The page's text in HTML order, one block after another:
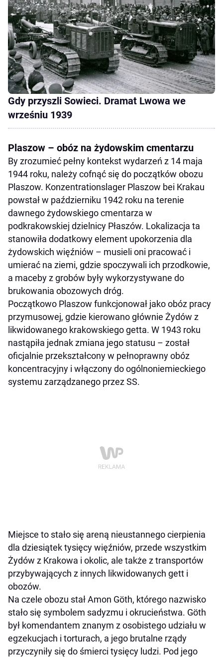
Gdy przyszli Sowieci. Dramat Lwowa we
wrześniu 1939
Plaszow – obóz na żydowskim cmentarzu
By zrozumieć pełny kontekst wydarzeń z 14 maja
1944 roku, należy cofnąć się do początków obozu
Plaszow. Konzentrationslager Plaszow bei Krakau
powstał w październiku 1942 roku na terenie
dawnego żydowskiego cmentarza w
podkrakowskiej dzielnicy Płaszów. Lokalizacja ta
stanowiła dodatkowy element upokorzenia dla
żydowskich więźniów – musieli oni pracować i
umierać na ziemi, gdzie spoczywali ich przodkowie,
a maceby z grobów były wykorzystywane do
brukowania obozowych dróg.
Początkowo Plaszow funkcjonował jako obóz pracy
przymusowej, gdzie kierowano głównie Żydów z
likwidowanego krakowskiego getta. W 1943 roku
nastąpiła jednak zmiana jego statusu – został
oficjalnie przekształcony w pełnoprawny obóz
koncentracyjny i włączony do ogólnoniemieckiego
systemu zarządzanego przez SS.
Miejsce to stało się areną nieustannego cierpienia
dla dziesiątek tysięcy więźniów, przede wszystkim
Żydów z Krakowa i okolic, ale także z transportów
przybywających z innych likwidowanych gett i
obozów.
Na czele obozu stał Amon Göth, którego nazwisko
stało się symbolem sadyzmu i okrucieństwa. Göth
był komendantem znanym z osobistego udziału w
egzekucjach i torturach, a jego brutalne rządy
przyczyniły się do śmierci tysięcy ludzi. Pod jego